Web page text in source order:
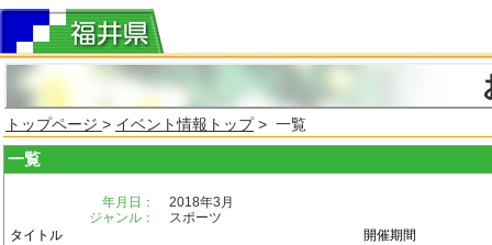
トップページ > イベント情報トップ> 一覧
一覧
年月日：
2018年3月
ジャンル：
スポーツ
タイトル
開催期間